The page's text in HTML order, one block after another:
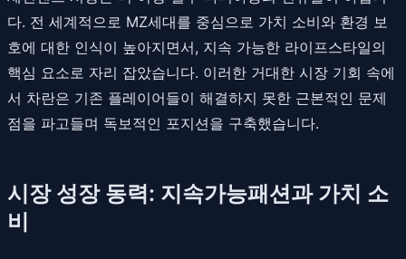
다. 전 세계적으로 MZ세대를 중심으로 가치 소비와 환경 보
호에 대한 인식이 높아지면서, 지속 가능한 라이프스타일의
핵심 요소로 자리 잡았습니다. 이러한 거대한 시장 기회 속에
서 차란은 기존 플레이어들이 해결하지 못한 근본적인 문제
점을 파고들며 독보적인 포지션을 구축했습니다.
시장 성장 동력: 지속가능패션과 가치 소
비